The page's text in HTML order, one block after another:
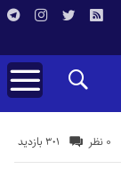
301 بازدید 0 نظر